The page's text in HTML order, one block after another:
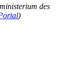
des
)